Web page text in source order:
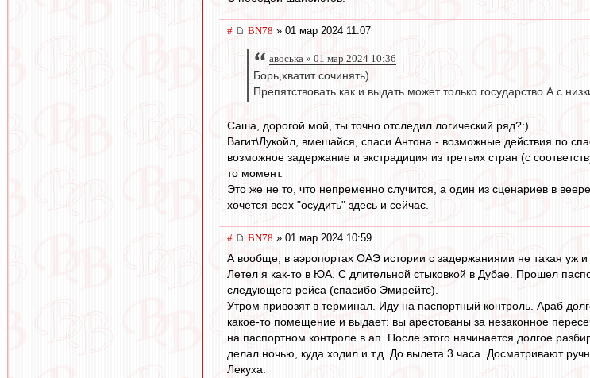
# BN78 » 01 мар 2024 11:07
авоська » 01 мар 2024 10:36
Борь,хватит сочинять)
Препятствовать как и выдать может только государство.А с
Саша, дорогой мой, ты точно отследил логический ряд?:)
Вагит\Лукойл, вмешайся, спаси Антона - возможные действия по
возможное задержание и экстрадиция из третьих стран (с
то момент.
Это же не то, что непременно случится, а один из сценариев в
хочется всех "осудить" здесь и сейчас.
# BN78 » 01 мар 2024 10:59
А вообще, в аэропортах ОАЭ истории с задержаниями не такая уж и
Летел я как-то в ЮА. С длительной стыковкой в Дубае. Прошел
следующего рейса (спасибо Эмирейтс).
Утром привозят в терминал. Иду на паспортный контроль. Араб
какое-то помещение и выдает: вы арестованы за незаконное
на паспортном контроле в ап. После этого начинается долгое
делал ночью, куда ходил и т.д. До вылета 3 часа. Досматривают
Лекуха.